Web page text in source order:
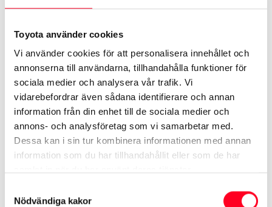
Toyota använder cookies
Vi använder cookies för att personalisera innehållet och
annonserna till användarna, tillhandahålla funktioner för
sociala medier och analysera vår trafik. Vi
vidarebefordrar även sådana identifierare och annan
information från din enhet till de sociala medier och
annons- och analysföretag som vi samarbetar med.
Dessa kan i sin tur kombinera informationen med annan
information som du har tillhandahållit eller som de har
Nödvändiga kakor
JBL premium ljudsystem med 9 högtalare
Intelligent park assist (app)
Bakspoiler, Aero
Front cross traffic alert (FCTA)
Ventilerade framsäten
Eluppvärmt baksäte
Utvändiga speglar med minne och